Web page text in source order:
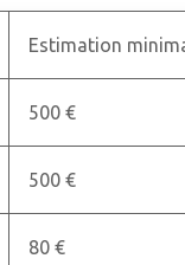
Estimation
500 €
500 €
80 €